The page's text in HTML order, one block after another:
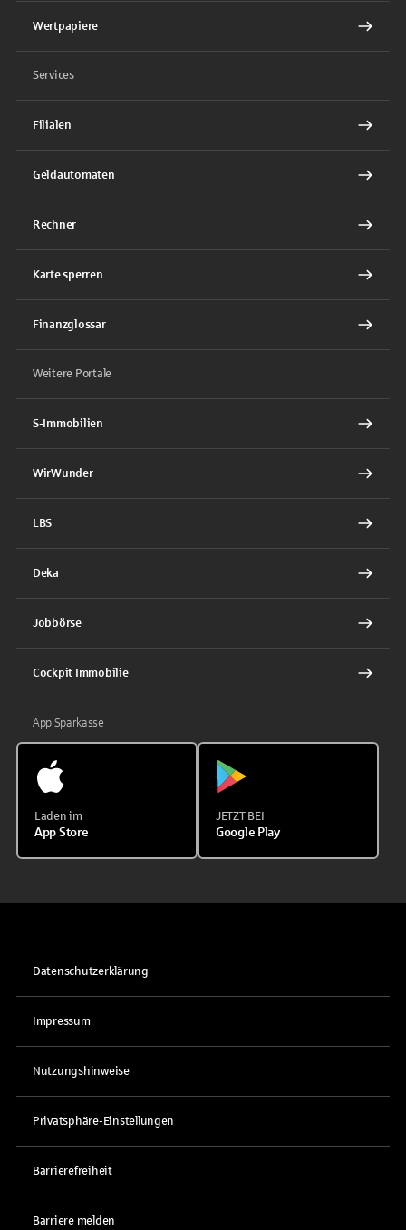
Wertpapiere
Services
Filialen
Geldautomaten
Rechner
Karte sperren
Finanzglossar
Weitere Portale
S-Immobilien
WirWunder
LBS
Deka
Jobbörse
Cockpit Immobilie
App Sparkasse
Laden im
App Store
JETZT BEI
Google Play
Datenschutzerklärung
Impressum
Nutzungshinweise
Privatsphäre-Einstellungen
Barrierefreiheit
Barriere melden